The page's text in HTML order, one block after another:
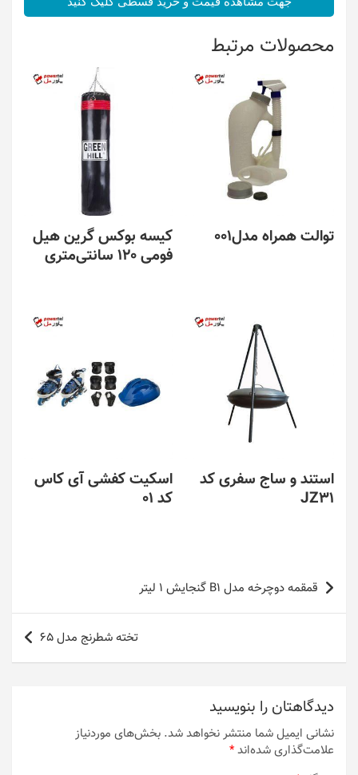
محصولات مرتبط
توالت همراه مدل001
کیسه بوکس گرین هیل
فومی 120 سانتی‌متری
استند و ساج سفری کد
JZ31
اسکیت کفشی آی کاس
کد 01
راهبری
نوشته
قمقمه دوچرخه مدل B1 گنجایش 1 لیتر
تخته شطرنج مدل 65
دیدگاهتان را بنویسید
نشانی ایمیل شما منتشر نخواهد شد. بخش‌های موردنیاز
علامت‌گذاری شده‌اند*